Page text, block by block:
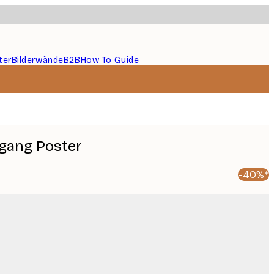
BilderwändeB2BHow To Guide
Poster
-40%*